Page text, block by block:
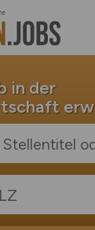
in der